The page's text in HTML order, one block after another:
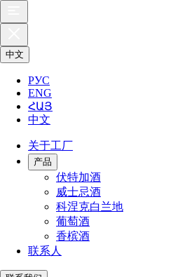
中文
РУС
ENG
ՀԱՅ
中文
关于工厂
产品
伏特加酒
威士忌酒
科涅克白兰地
葡萄酒
香槟酒
联系人